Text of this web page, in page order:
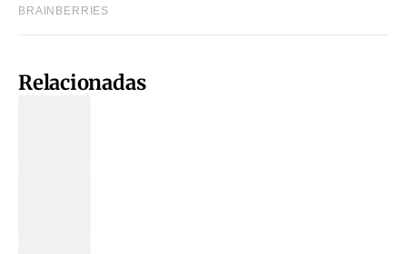
Relacionadas